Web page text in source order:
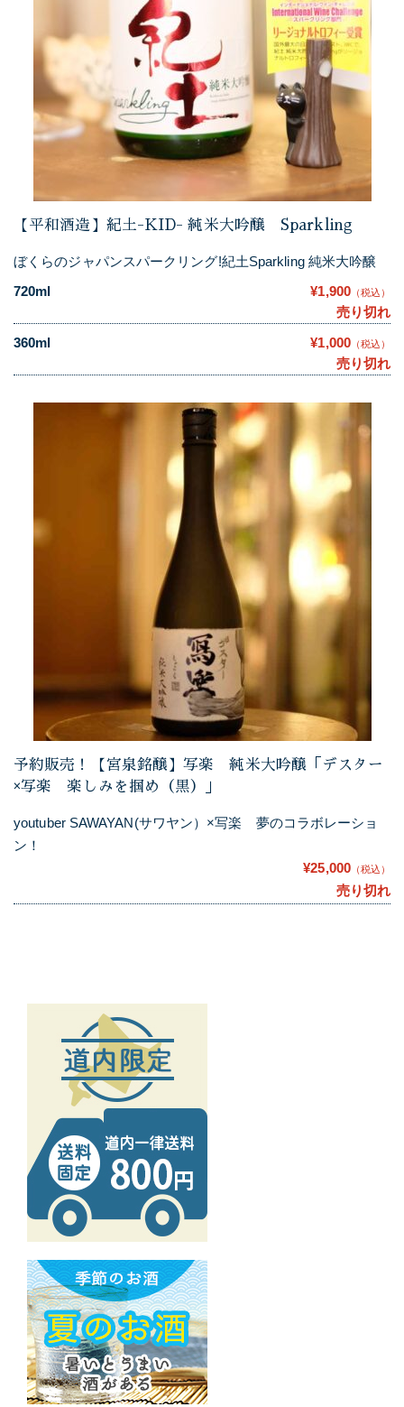
【平和酒造】紀土-KID- 純米大吟醸 Sparkling
ぼくらのジャパンスパークリング!紀土Sparkling 純米大吟醸
720ml
¥1,900 （税込）
売り切れ
360ml
¥1,000 （税込）
売り切れ
予約販売！【宮泉銘醸】写楽 純米大吟醸「デスター
×写楽 楽しみを掴め（黒）」
youtuber SAWAYAN(サワヤン）×写楽 夢のコラボレーショ
ン！
¥25,000 （税込）
売り切れ